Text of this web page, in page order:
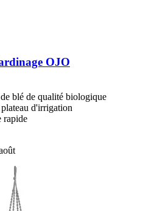
OJO
blé de qualité biologique
d'irrigation
rapide